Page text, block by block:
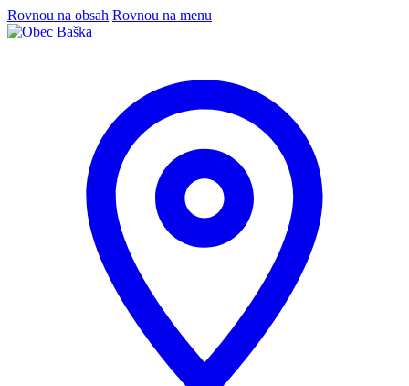
Rovnou na obsah Rovnou na menu